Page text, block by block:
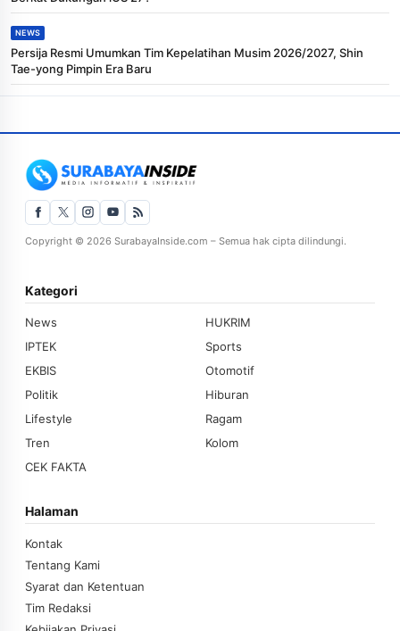
NEWS
Persija Resmi Umumkan Tim Kepelatihan Musim 2026/2027, Shin
Tae-yong Pimpin Era Baru
Copyright © 2026 SurabayaInside.com – Semua hak cipta dilindungi.
Kategori
News
HUKRIM
IPTEK
Sports
EKBIS
Otomotif
Politik
Hiburan
Lifestyle
Ragam
Tren
Kolom
CEK FAKTA
Halaman
Kontak
Tentang Kami
Syarat dan Ketentuan
Tim Redaksi